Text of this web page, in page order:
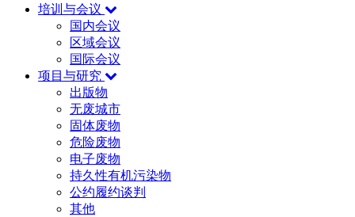
培训与会议
国内会议
区域会议
国际会议
项目与研究
出版物
无废城市
固体废物
危险废物
电子废物
持久性有机污染物
公约履约谈判
其他